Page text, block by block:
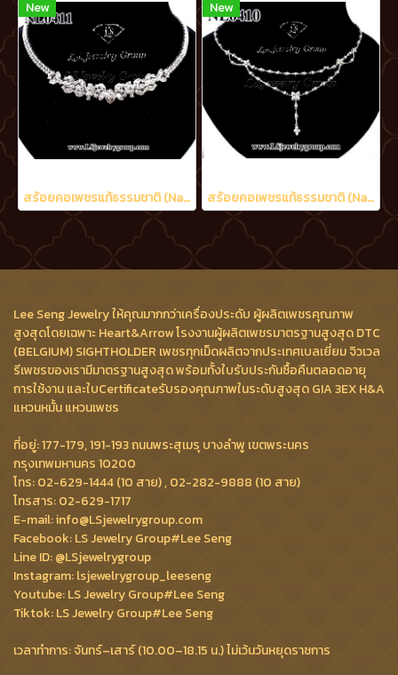
New
สร้อยคอเพชรแท้ธรรมชาติ (Natural Diamonds) 6.50 Ct.
New
สร้อยคอเพชรแท้ธรรมชาติ (Natural Diamonds) 2.02 Ct.
Lee Seng Jewelry ให้คุณมากกว่าเครื่องประดับ ผู้ผลิตเพชรคุณภาพ
สูงสุดโดยเฉพาะ Heart&Arrow โรงงานผู้ผลิตเพชรมาตรฐานสูงสุด DTC
(BELGIUM) SIGHTHOLDER เพชรทุกเม็ดผลิตจากประเทศเบลเยี่ยม จิวเวล
รีเพชรของเรามีมาตรฐานสูงสุด พร้อมทั้งใบรับประกันซื้อคืนตลอดอายุ
การใช้งาน และใบCertificateรับรองคุณภาพในระดับสูงสุด GIA 3EX H&A
แหวนหมั้น แหวนเพชร
ที่อยู่: 177-179, 191-193 ถนนพระสุเมรุ บางลำพู เขตพระนคร
กรุงเทพมหานคร 10200
โทร: 02-629-1444 (10 สาย) , 02-282-9888 (10 สาย)
โทรสาร: 02-629-1717
E-mail: info@LSjewelrygroup.com
Facebook: LS Jewelry Group#Lee Seng
Line ID: @LSjewelrygroup
Instagram: lsjewelrygroup_leeseng
Youtube: LS Jewelry Group#Lee Seng
Tiktok: LS Jewelry Group#Lee Seng
เวลาทำการ: จันทร์–เสาร์ (10.00–18.15 น.) ไม่เว้นวันหยุดราชการ